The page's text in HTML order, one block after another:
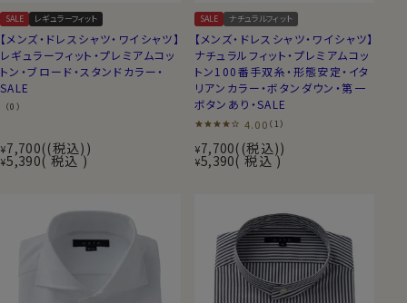
SALE レギュラーフィット
【メンズ・ドレスシャツ・ワイシャツ】
レギュラーフィット・プレミアムコッ
トン・ブロード・スタンドカラー・
SALE
（0）
¥7,700 (税込)
¥5,390 税込
SALE ナチュラルフィット
【メンズ・ドレスシャツ・ワイシャツ】
ナチュラルフィット・プレミアムコッ
トン100番手双糸・形態安定・イタ
リアンカラー・ボタンダウン・第一
ボタンあり・SALE
4.00 （1）
¥7,700 (税込)
¥5,390 税込